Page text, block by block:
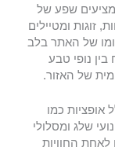
שפע של
זוגות ומטיילים
של האתר בלב
נופי טבע
של האזור.
אופציות כמו
שלג ומסלולי
לאחת החוויות